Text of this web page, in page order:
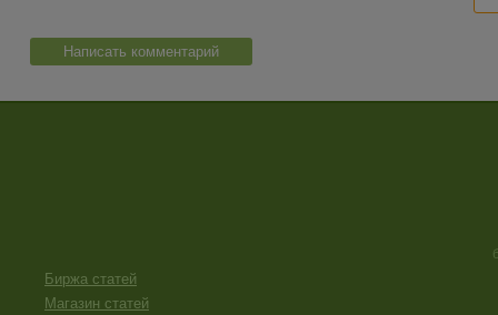
Написать комментарий
Биржа статей
Магазин статей